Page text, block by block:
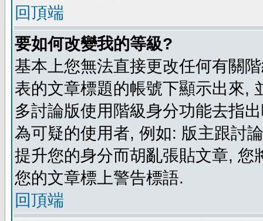
回頂端
要如何改變我的等級?
基本上您無法直接更改任何有關
表的文章標題的帳號下顯示出來,
多討論版使用階級身分功能去指
為可疑的使用者, 例如: 版主跟討
提升您的身分而胡亂張貼文章,
您的文章標上警告標語.
回頂端